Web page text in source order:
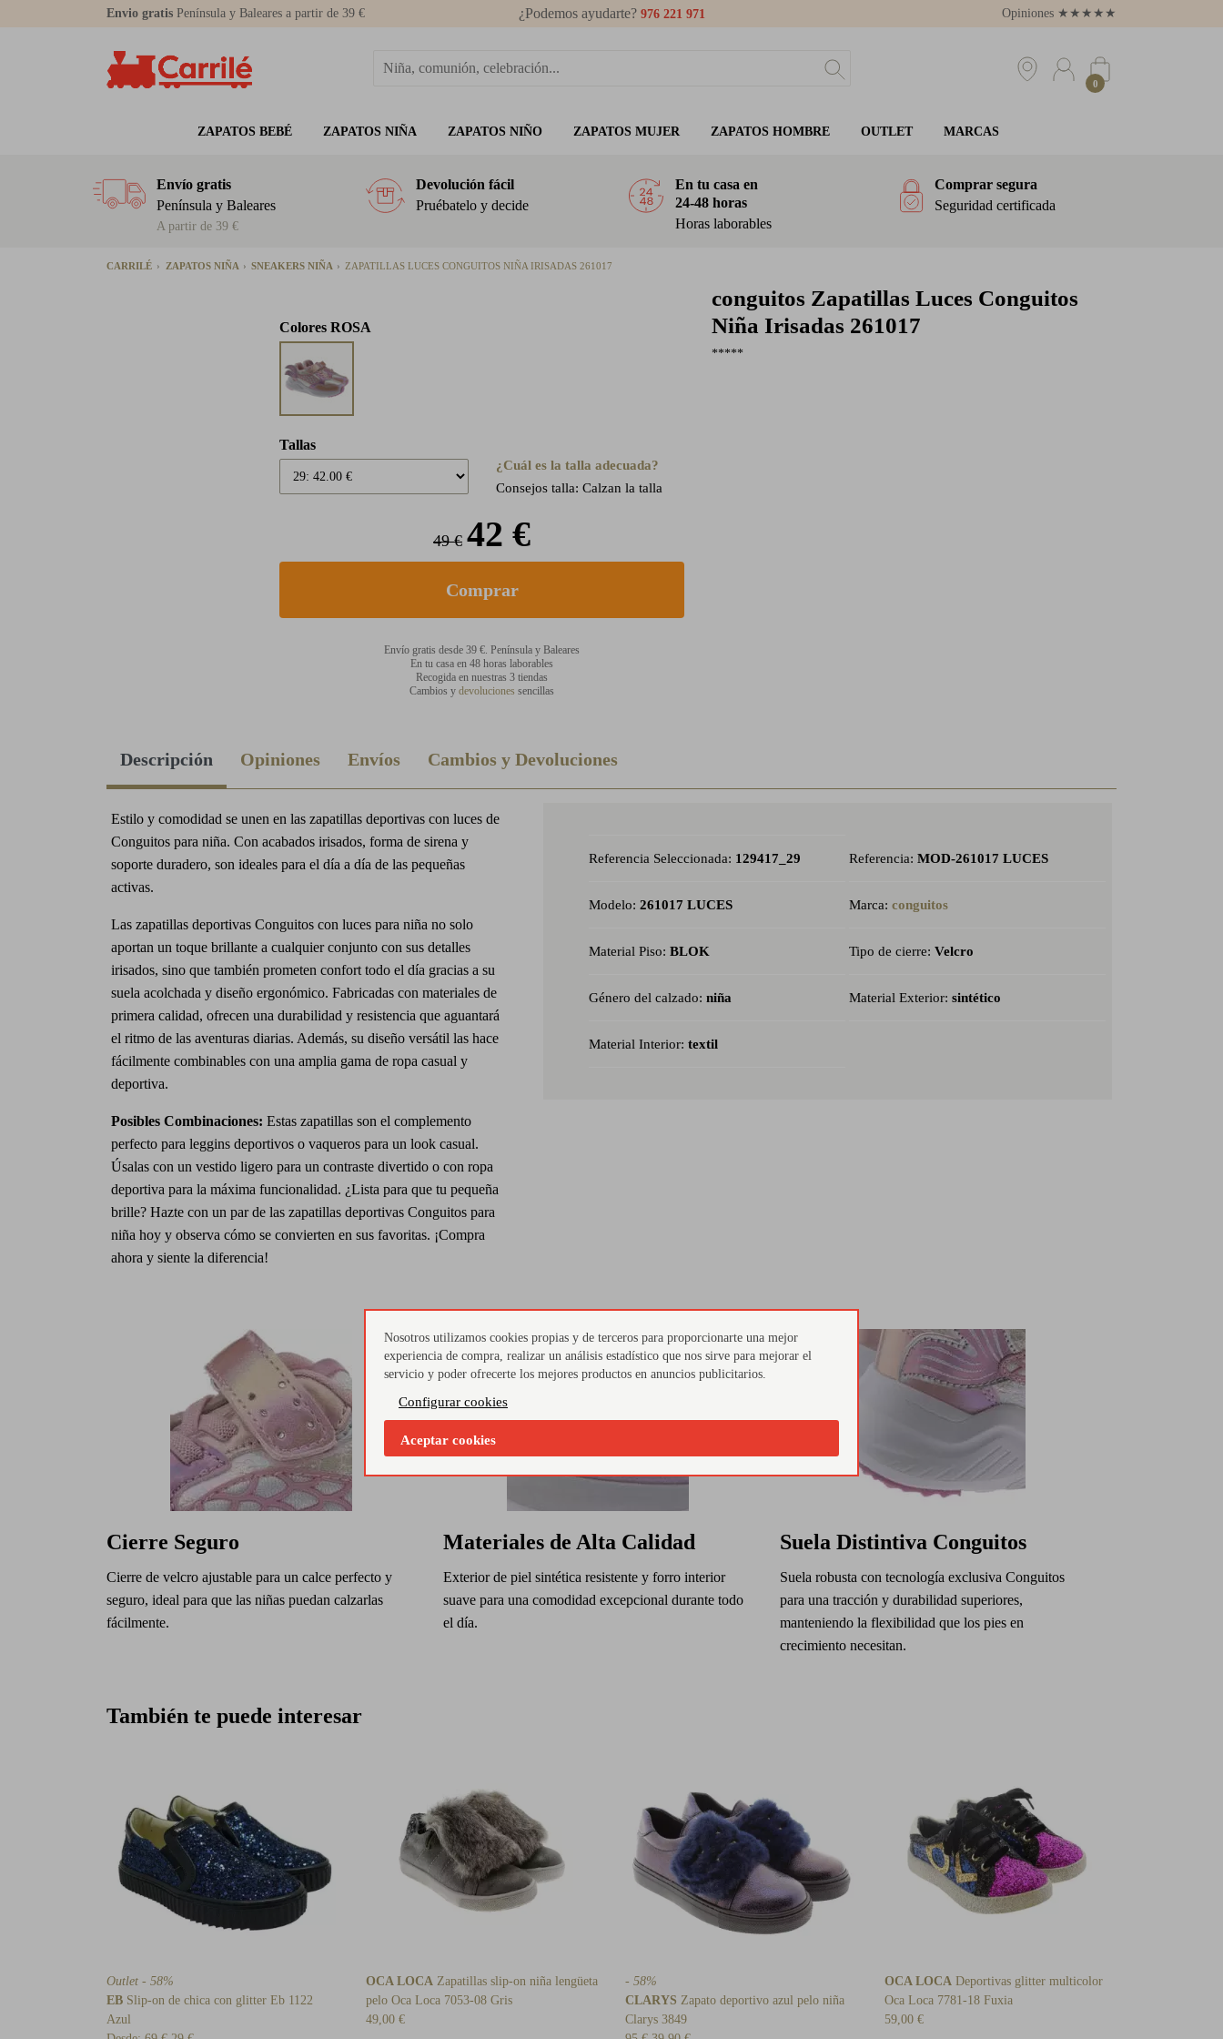
Envio gratis Península y Baleares a partir de 39 € ¿Podemos ayudarte? 976 221 971 Opiniones ★ ★ ★ ★ ★
0
ZAPATOS BEBÉ ZAPATOS NIÑA ZAPATOS NIÑO ZAPATOS MUJER ZAPATOS HOMBRE OUTLET MARCAS
Envío gratis
Península y Baleares
A partir de 39 €
Devolución fácil
Pruébatelo y decide
En tu casa en
24-48 horas
Horas laborables
Comprar segura
Seguridad certificada
CARRILÉ ZAPATOS NIÑA SNEAKERS NIÑA ZAPATILLAS LUCES CONGUITOS NIÑA IRISADAS 261017
conguitos Zapatillas Luces Conguitos
Niña Irisadas 261017
*****
Colores ROSA
Tallas
¿Cuál es la talla adecuada?
Consejos talla: Calzan la talla
49 € 42 €
Envío gratis desde 39 €. Península y Baleares
En tu casa en 48 horas laborables
Recogida en nuestras 3 tiendas
Cambios y devoluciones sencillas
Descripción Opiniones Envíos Cambios y Devoluciones
Referencia Seleccionada: 129417_29 Referencia: MOD-261017 LUCES
Modelo: 261017 LUCES Marca: conguitos
Material Piso: BLOK Tipo de cierre: Velcro
Género del calzado: niña Material Exterior: sintético
Material Interior: textil
Estilo y comodidad se unen en las zapatillas deportivas con luces de
Conguitos para niña. Con acabados irisados, forma de sirena y
soporte duradero, son ideales para el día a día de las pequeñas
activas.
Las zapatillas deportivas Conguitos con luces para niña no solo
aportan un toque brillante a cualquier conjunto con sus detalles
irisados, sino que también prometen confort todo el día gracias a su
suela acolchada y diseño ergonómico. Fabricadas con materiales de
primera calidad, ofrecen una durabilidad y resistencia que aguantará
el ritmo de las aventuras diarias. Además, su diseño versátil las hace
fácilmente combinables con una amplia gama de ropa casual y
deportiva.
Posibles Combinaciones: Estas zapatillas son el complemento
perfecto para leggins deportivos o vaqueros para un look casual.
Úsalas con un vestido ligero para un contraste divertido o con ropa
deportiva para la máxima funcionalidad. ¿Lista para que tu pequeña
brille? Hazte con un par de las zapatillas deportivas Conguitos para
niña hoy y observa cómo se convierten en sus favoritas. ¡Compra
ahora y siente la diferencia!
Cierre Seguro
Cierre de velcro ajustable para un calce perfecto y
seguro, ideal para que las niñas puedan calzarlas
fácilmente.
Materiales de Alta Calidad
Exterior de piel sintética resistente y forro interior
suave para una comodidad excepcional durante todo
el día.
Suela Distintiva Conguitos
Suela robusta con tecnología exclusiva Conguitos
para una tracción y durabilidad superiores,
manteniendo la flexibilidad que los pies en
crecimiento necesitan.
También te puede interesar
Outlet - 58%
EB Slip-on de chica con glitter Eb 1122
Azul
OCA LOCA Zapatillas slip-on niña lengüeta
pelo Oca Loca 7053-08 Gris
49,00 €
- 58%
CLARYS Zapato deportivo azul pelo niña
Clarys 3849
OCA LOCA Deportivas glitter multicolor
Oca Loca 7781-18 Fuxia
59,00 €
Nosotros utilizamos cookies propias y de terceros para proporcionarte una mejor
experiencia de compra, realizar un análisis estadístico que nos sirve para mejorar el
servicio y poder ofrecerte los mejores productos en anuncios publicitarios.
Configurar cookies
Aceptar cookies